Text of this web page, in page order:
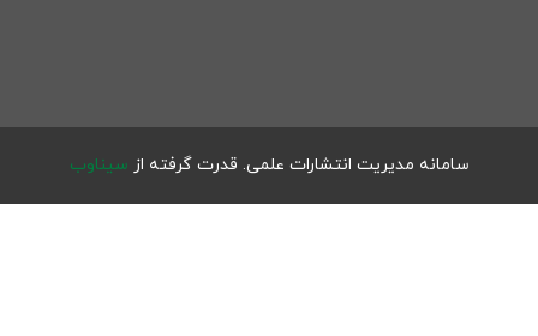
سامانه مدیریت انتشارات علمی. قدرت گرفته از سیناوب